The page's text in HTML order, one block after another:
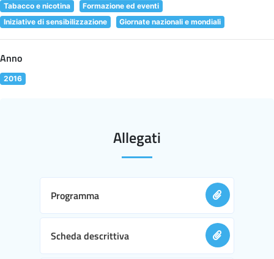
Tabacco e nicotina
Formazione ed eventi
Iniziative di sensibilizzazione
Giornate nazionali e mondiali
Anno
2016
Allegati
Programma
Scheda descrittiva